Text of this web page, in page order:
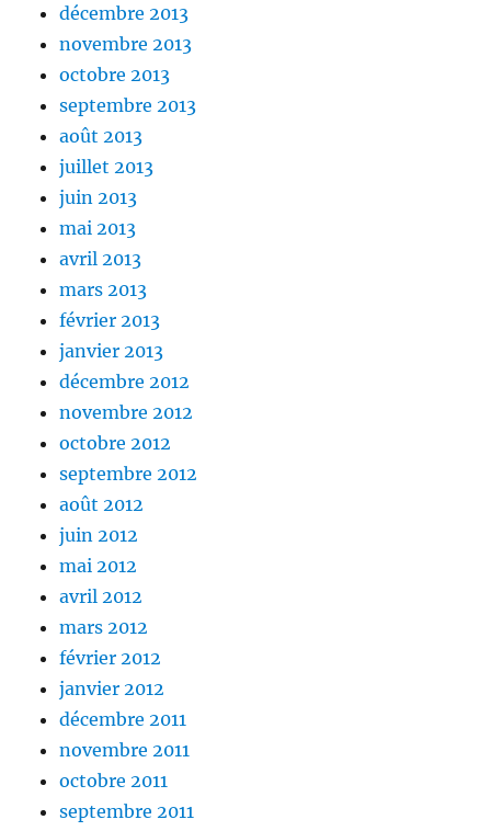
décembre 2013
novembre 2013
octobre 2013
septembre 2013
août 2013
juillet 2013
juin 2013
mai 2013
avril 2013
mars 2013
février 2013
janvier 2013
décembre 2012
novembre 2012
octobre 2012
septembre 2012
août 2012
juin 2012
mai 2012
avril 2012
mars 2012
février 2012
janvier 2012
décembre 2011
novembre 2011
octobre 2011
septembre 2011